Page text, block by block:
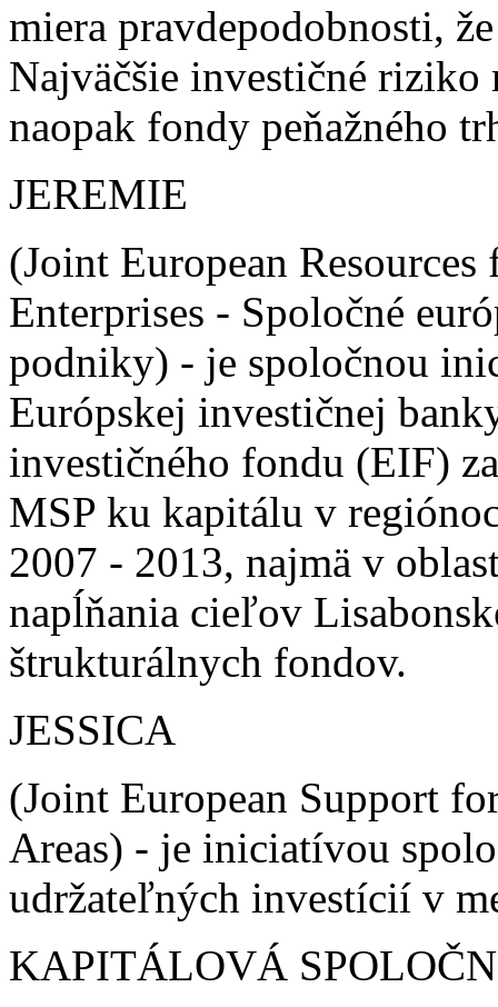
miera pravdepodobnosti,
Najväčšie investičné riziko
naopak fondy peňažného
JEREMIE
(Joint European
Enterprises - Spoločné
podniky) - je spoločnou
Európskej investičnej
investičného fondu (EIF)
MSP ku kapitálu v
2007 - 2013, najmä v
napĺňania cieľov
štrukturálnych fondov.
JESSICA
(Joint European Support
Areas) - je iniciatívou
udržateľných investícií v
KAPITÁLOVÁ